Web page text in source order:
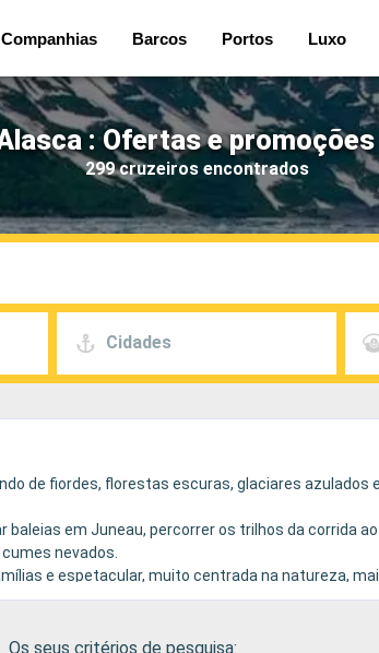
Companhias Barcos Portos Luxo
: Ofertas e promoções
299 cruzeiros encontrados
Cidades
de fiordes, florestas escuras, glaciares azulados
baleias em Juneau, percorrer os trilhos da corrida
nevados.
e espetacular, muito centrada na natureza,
Os seus critérios de pesquisa: